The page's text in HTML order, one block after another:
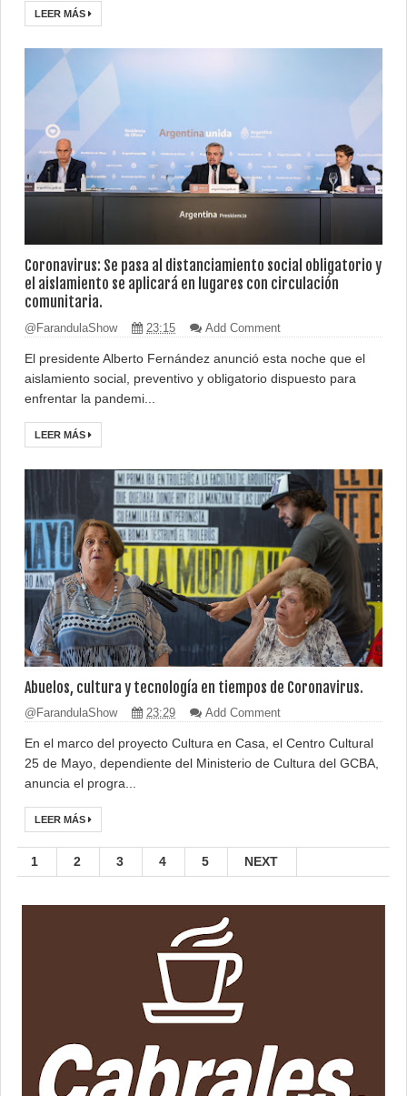
LEER MÁS
Coronavirus: Se pasa al distanciamiento social obligatorio y
el aislamiento se aplicará en lugares con circulación
comunitaria.
@FarandulaShow 23:15 Add Comment
El presidente Alberto Fernández anunció esta noche que el
aislamiento social, preventivo y obligatorio dispuesto para
enfrentar la pandemi...
LEER MÁS
Abuelos, cultura y tecnología en tiempos de Coronavirus.
@FarandulaShow 23:29 Add Comment
En el marco del proyecto Cultura en Casa, el Centro Cultural
25 de Mayo, dependiente del Ministerio de Cultura del GCBA,
anuncia el progra...
LEER MÁS
1 2 3 4 5 NEXT